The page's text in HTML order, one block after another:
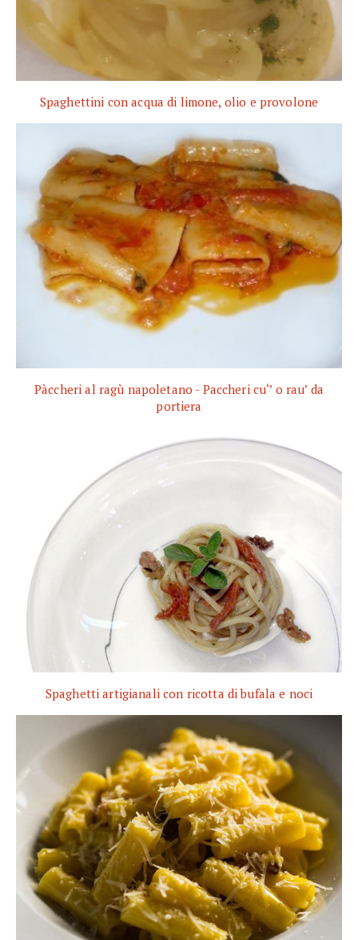
Spaghettini con acqua di limone, olio e provolone
Pàccheri al ragù napoletano - Paccheri cu‘’ o rau’ da
portiera
Spaghetti artigianali con ricotta di bufala e noci